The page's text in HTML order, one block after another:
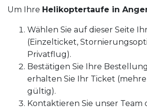
Um Ihre Helikoptertaufe in
Wählen Sie auf dieser Seite
(Einzelticket,
Privatflug).
Bestätigen Sie Ihre
erhalten Sie Ihr Ticket
gültig).
Kontaktieren Sie unser Team